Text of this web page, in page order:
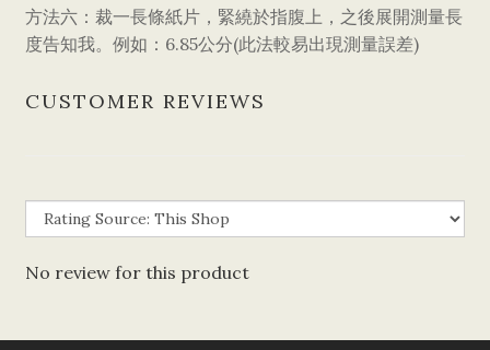
方法六：裁一長條紙片，緊繞於指腹上，之後展開測量長
度告知我。例如： 6.85公分(此法較易出現測量誤差)
CUSTOMER REVIEWS
No review for this product